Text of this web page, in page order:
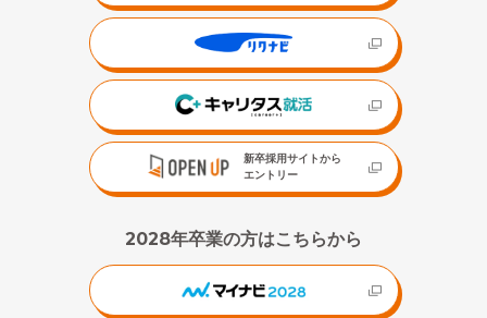
新卒採用サイトから
エントリー
2028年卒業の方はこちらから